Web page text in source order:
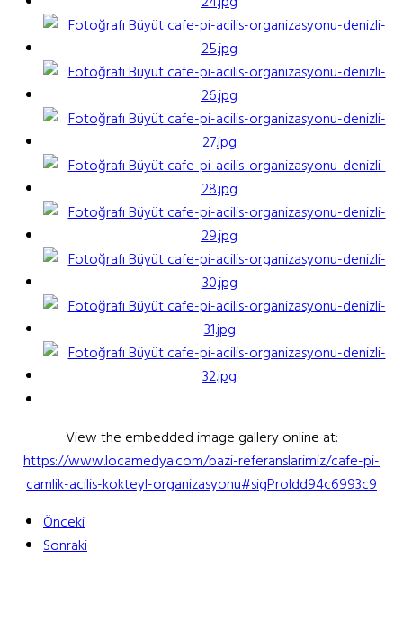
View the embedded image gallery online at:
https://www.locamedya.com/bazi-referanslarimiz/cafe-pi-
camlik-acilis-kokteyl-organizasyonu#sigProIdd94c6993c9
Önceki
Sonraki